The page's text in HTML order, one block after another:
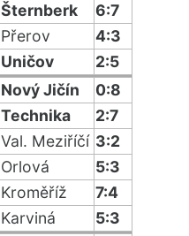
Šternberk
6:7
Přerov
4:3
Uničov
2:5
Nový Jičín
0:8
Technika
2:7
Val. Meziříčí 3:2
Orlová
5:3
Kroměříž
7:4
Karviná
5:3